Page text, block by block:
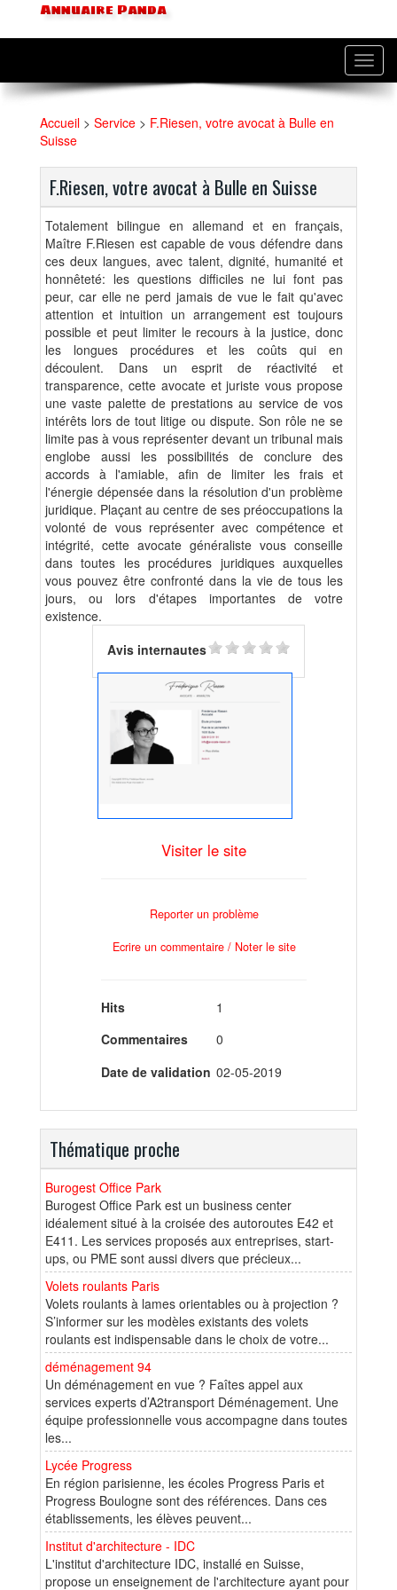
Annuaire Panda
Accueil > Service > F.Riesen, votre avocat à Bulle en
Suisse
F.Riesen, votre avocat à Bulle en Suisse
Totalement bilingue en allemand et en français,
Maître F.Riesen est capable de vous défendre dans
ces deux langues, avec talent, dignité, humanité et
honnêteté: les questions difficiles ne lui font pas
peur, car elle ne perd jamais de vue le fait qu'avec
attention et intuition un arrangement est toujours
possible et peut limiter le recours à la justice, donc
les longues procédures et les coûts qui en
découlent. Dans un esprit de réactivité et
transparence, cette avocate et juriste vous propose
une vaste palette de prestations au service de vos
intérêts lors de tout litige ou dispute. Son rôle ne se
limite pas à vous représenter devant un tribunal mais
englobe aussi les possibilités de conclure des
accords à l'amiable, afin de limiter les frais et
l'énergie dépensée dans la résolution d'un problème
juridique. Plaçant au centre de ses préoccupations la
volonté de vous représenter avec compétence et
intégrité, cette avocate généraliste vous conseille
dans toutes les procédures juridiques auxquelles
vous pouvez être confronté dans la vie de tous les
jours, ou lors d'étapes importantes de votre
existence.
Avis internautes
Visiter le site
Reporter un problème
Ecrire un commentaire / Noter le site
Hits
1
Commentaires
0
Date de validation 02-05-2019
Thématique proche
Burogest Office Park
Burogest Office Park est un business center
idéalement situé à la croisée des autoroutes E42 et
E411. Les services proposés aux entreprises, start-
ups, ou PME sont aussi divers que précieux...
Volets roulants Paris
Volets roulants à lames orientables ou à projection ?
S’informer sur les modèles existants des volets
roulants est indispensable dans le choix de votre...
déménagement 94
Un déménagement en vue ? Faîtes appel aux
services experts d’A2transport Déménagement. Une
équipe professionnelle vous accompagne dans toutes
les...
Lycée Progress
En région parisienne, les écoles Progress Paris et
Progress Boulogne sont des références. Dans ces
établissements, les élèves peuvent...
Institut d'architecture - IDC
L'institut d'architecture IDC, installé en Suisse,
propose un enseignement de l'architecture ayant pour